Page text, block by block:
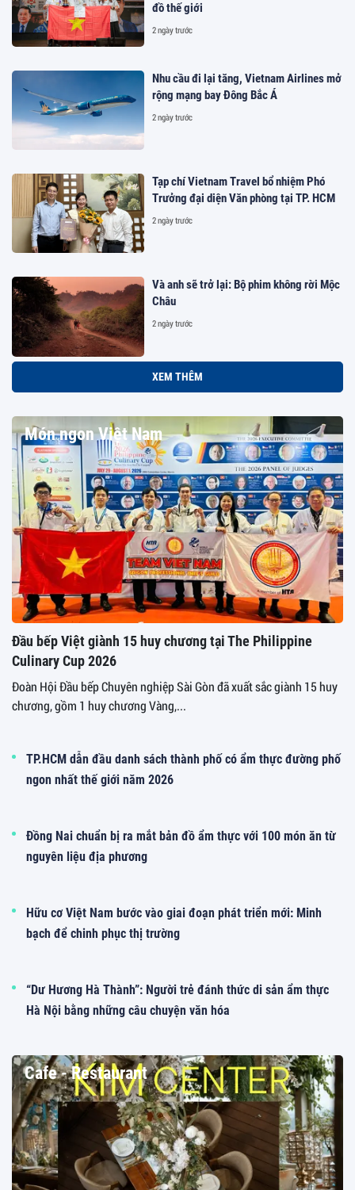
đồ thế giới
2 ngày trước
Nhu cầu đi lại tăng, Vietnam Airlines mở
rộng mạng bay Đông Bắc Á
2 ngày trước
Tạp chí Vietnam Travel bổ nhiệm Phó
Trưởng đại diện Văn phòng tại TP. HCM
2 ngày trước
Và anh sẽ trở lại: Bộ phim không rời Mộc
Châu
2 ngày trước
XEM THÊM
Món ngon Việt Nam
Đầu bếp Việt giành 15 huy chương tại The Philippine
Culinary Cup 2026
Đoàn Hội Đầu bếp Chuyên nghiệp Sài Gòn đã xuất sắc giành 15 huy
chương, gồm 1 huy chương Vàng,...
TP.HCM dẫn đầu danh sách thành phố có ẩm thực đường phố
ngon nhất thế giới năm 2026
Đồng Nai chuẩn bị ra mắt bản đồ ẩm thực với 100 món ăn từ
nguyên liệu địa phương
Hữu cơ Việt Nam bước vào giai đoạn phát triển mới: Minh
bạch để chinh phục thị trường
“Dư Hương Hà Thành”: Người trẻ đánh thức di sản ẩm thực
Hà Nội bằng những câu chuyện văn hóa
Cafe - Restaurant